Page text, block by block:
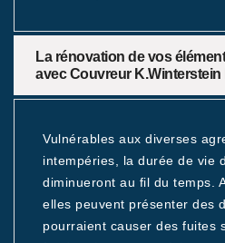
La rénovation de vos
avec Couvreur K.Winterstein
Vulnérables aux diverses
intempéries, la durée de vie
diminueront au fil du temps.
elles peuvent présenter des
pourraient causer des fuites